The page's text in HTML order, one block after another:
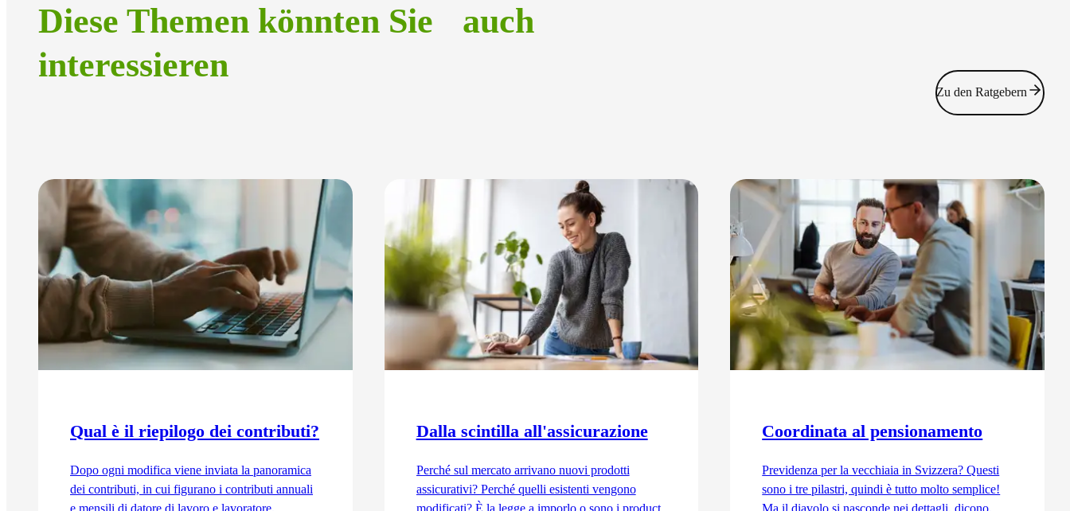
Diese Themen könnten Sie auch
interessieren
Qual è il riepilogo dei contributi?
Dopo ogni modifica viene inviata la panoramica
dei contributi, in cui figurano i contributi annuali
e mensili di datore di lavoro e lavoratore.
Dalla scintilla all'assicurazione
Perché sul mercato arrivano nuovi prodotti
assicurativi? Perché quelli esistenti vengono
modificati? È la legge a imporlo o sono i product
Coordinata al pensionamento
Previdenza per la vecchiaia in Svizzera? Questi
sono i tre pilastri, quindi è tutto molto semplice!
Ma il diavolo si nasconde nei dettagli, dicono.
Zu den Ratgebern